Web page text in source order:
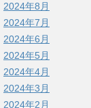
2024年8月
2024年7月
2024年6月
2024年5月
2024年4月
2024年3月
2024年2月